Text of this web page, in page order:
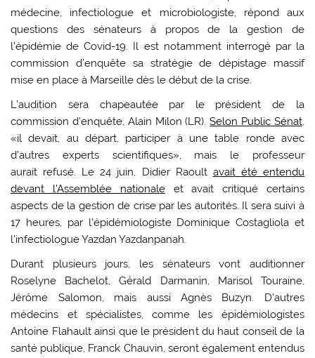
médecine, infectiologue et microbiologiste, répond aux
questions des sénateurs à propos de la gestion de
l’épidémie de Covid-19. Il est notamment interrogé par la
commission d’enquête sa stratégie de dépistage massif
mise en place à Marseille dès le début de la crise.
L’audition sera chapeautée par le président de la
commission d’enquête, Alain Milon (LR).Selon Public Sénat,
«il devait, au départ, participer à une table ronde avec
d’autres experts scientifiques», mais le professeur
aurait refusé. Le 24 juin, Didier Raoult avait été entendu
devant l’Assemblée nationaleet avait critiqué certains
aspects de la gestion de crise par les autorités. Il sera suivi à
17 heures, par l’épidémiologiste Dominique Costagliola et
l’infectiologue Yazdan Yazdanpanah.
Durant plusieurs jours, les sénateurs vont auditionner
Roselyne Bachelot, Gérald Darmanin, Marisol Touraine,
Jérôme Salomon, mais aussi Agnès Buzyn. D’autres
médecins et spécialistes, comme les épidémiologistes
Antoine Flahault ainsi que le président du haut conseil de la
santé publique, Franck Chauvin, seront également entendus